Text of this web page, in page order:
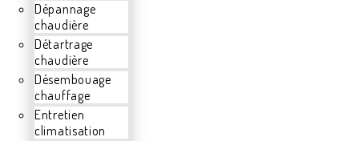
Dépannage
chaudière
Détartrage
chaudière
Désembouage
chauffage
Entretien
climatisation